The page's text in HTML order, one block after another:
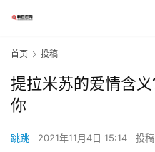
首页 投稿
提拉米苏的爱情含
你
跳跳 2021年11月4日 15:14 投稿